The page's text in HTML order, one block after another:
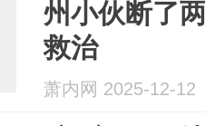
州小伙断了
救治
萧内网 2025-12-12